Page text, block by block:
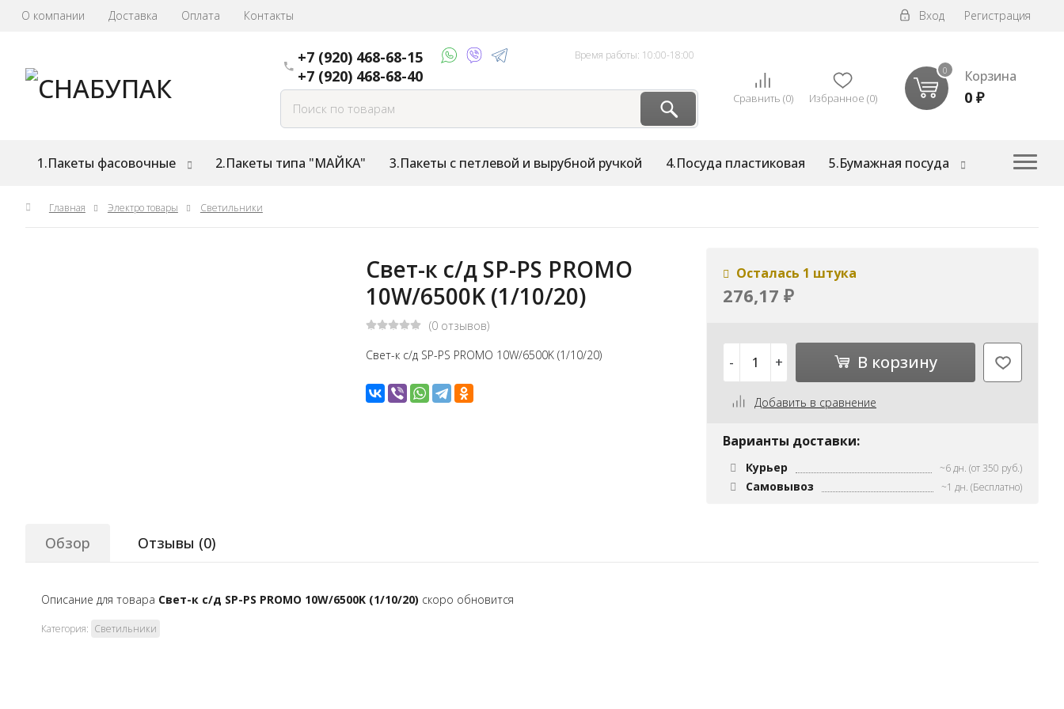
О компании Доставка Оплата Контакты Вход Регистрация
+7 (920) 468-68-15
+7 (920) 468-68-40
Время работы: 10:00-18:00
Сравнить (0) Избранное (0)
0 Корзина
0 ₽
1.Пакеты фасовочные 2.Пакеты типа "МАЙКА" 3.Пакеты с петлевой и вырубной ручкой 4.Посуда пластиковая 5.Бумажная посуда
Главная Электро товары Светильники
Свет-к с/д SP-PS PROMO
10W/6500K (1/10/20)
(0 отзывов)
Свет-к с/д SP-PS PROMO 10W/6500K (1/10/20)
Осталась 1 штука
276,17 ₽
- + В корзину
Добавить в сравнение
Варианты доставки:
Курьер ~6 дн. (от 350 руб.)
Самовывоз ~1 дн. (Бесплатно)
Обзор Отзывы (0)
Описание для товара Свет-к с/д SP-PS PROMO 10W/6500K (1/10/20) скоро обновится
Категория: Светильники